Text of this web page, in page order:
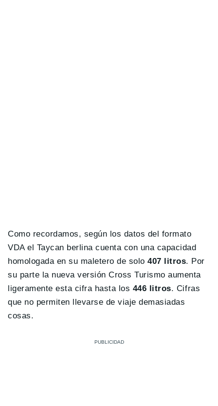
Como recordamos, según los datos del formato
VDA el Taycan berlina cuenta con una capacidad
homologada en su maletero de solo407 litros. Por
su parte la nueva versión Cross Turismo aumenta
ligeramente esta cifra hasta los 446 litros. Cifras
que no permiten llevarse de viaje demasiadas
cosas.